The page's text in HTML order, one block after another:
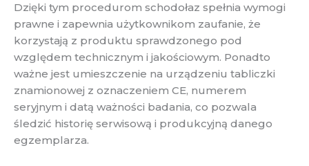
Dzięki tym procedurom schodołaz spełnia wymogi
prawne i zapewnia użytkownikom zaufanie, że
korzystają z produktu sprawdzonego pod
względem technicznym i jakościowym. Ponadto
ważne jest umieszczenie na urządzeniu tabliczki
znamionowej z oznaczeniem CE, numerem
seryjnym i datą ważności badania, co pozwala
śledzić historię serwisową i produkcyjną danego
egzemplarza.